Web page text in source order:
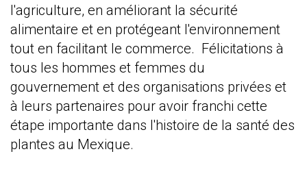
l'agriculture, en améliorant la sécurité
alimentaire et en protégeant l'environnement
tout en facilitant le commerce. Félicitations à
tous les hommes et femmes du
gouvernement et des organisations privées et
à leurs partenaires pour avoir franchi cette
étape importante dans l'histoire de la santé des
plantes au Mexique.